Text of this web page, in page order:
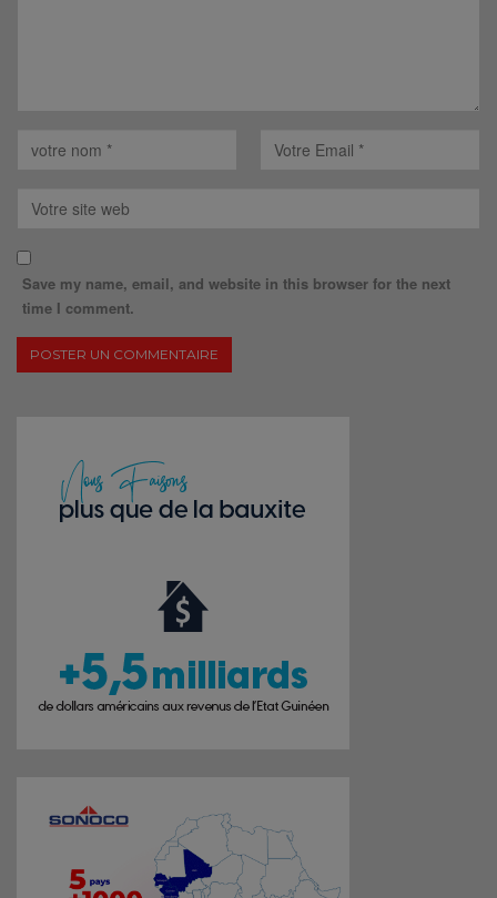
Save my name, email, and website in this browser for the next
time I comment.